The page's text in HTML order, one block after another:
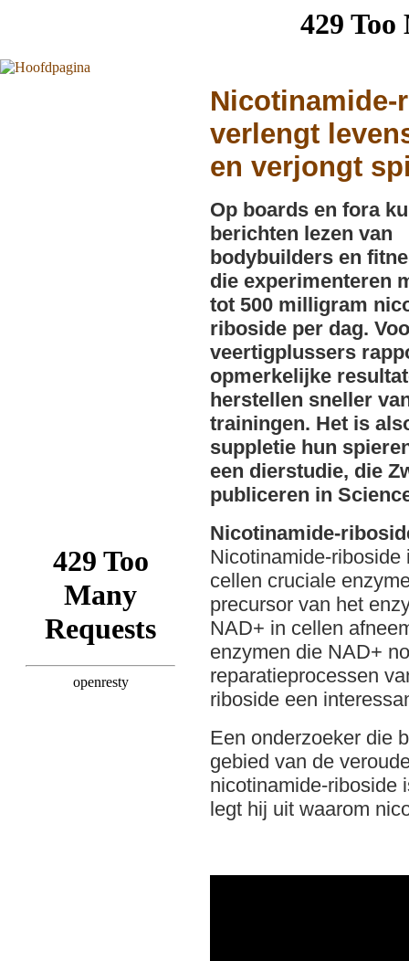
Nicotinamide-
verlengt
en verjongt
Op boards en fora
berichten lezen van
bodybuilders en
die experimenteren
tot 500 milligram
riboside per dag.
veertigplussers
opmerkelijke
herstellen sneller
trainingen. Het is
suppletie hun
een dierstudie, die
publiceren in
Nicotinamide-
Nicotinamide-
cellen cruciale
precursor van het
NAD+ in cellen
enzymen die NAD+
reparatieprocessen
riboside een
Een onderzoeker die
gebied van de
nicotinamide-riboside
legt hij uit waarom